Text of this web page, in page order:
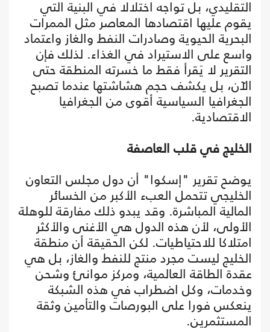
التقليدي، بل تواجه اختلالا في البنية التي
يقوم عليها اقتصادها المعاصر مثل الممرات
البحرية الحيوية وصادرات النفط والغاز واعتماد
واسع على الاستيراد في الغذاء. لذلك فإن
التقرير لا يَقرأ فقط ما خسرته المنطقة حتى
الآن، بل يكشف حجم هشاشتها عندما تصبح
الجغرافيا السياسية أقوى من الجغرافيا
الاقتصادية.
الخليج في قلب العاصفة
يوضح تقرير "إسكوا" أن دول مجلس التعاون
الخليجي تتحمل العبء الأكبر من الخسائر
المالية المباشرة. وقد يبدو ذلك مفارقة للوهلة
الأولى، لأن هذه الدول هي الأغنى والأكثر
امتلاكا للاحتياطيات. لكن الحقيقة أن منطقة
الخليج ليست مجرد منتج للنفط والغاز، بل هي
عقدة الطاقة العالمية، ومركز موانئ وشحن
وخدمات، وكل اضطراب في هذه الشبكة
ينعكس فورا على البورصات والتأمين وثقة
المستثمرين.